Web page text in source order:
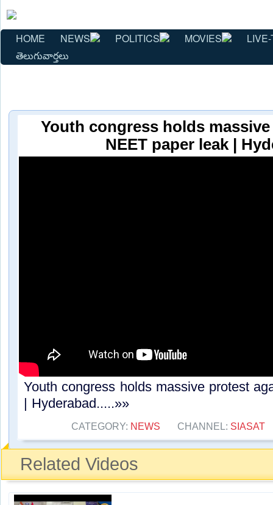
HOME NEWS POLITICS MOVIES
తెలుగువార్తలు
Youth congress holds
NEET paper leak |
Youth congress holds massive protest
| Hyderabad.....»»
CATEGORY: NEWS CHANNEL: SIASAT
Related Videos